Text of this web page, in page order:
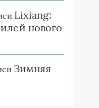
Lixiang:
нового
Зимняя